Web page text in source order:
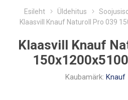
Esileht Üldehitus
Klaasvill Knauf Naturoll Pro 039
Klaasvill Knauf
Kaubamärk: Knauf